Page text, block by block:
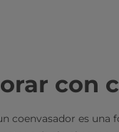
con
coenvasador es